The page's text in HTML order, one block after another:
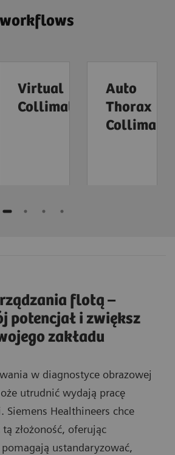
Virtual
Collimation
Auto
Thorax
flotą –
potencjał i zwiększ
zakładu
w diagnostyce obrazowej
utrudnić wydają pracę
Siemens Healthineers chce
złożoność, oferując
ustandaryzować,